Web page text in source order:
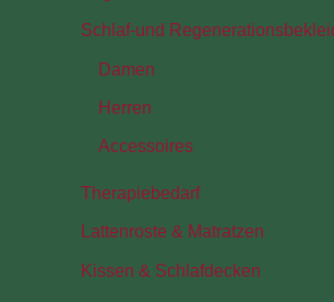
Schlaf-und
Damen
Herren
Accessoires
Therapiebedarf
Lattenroste & Matratzen
Kissen & Schlafdecken